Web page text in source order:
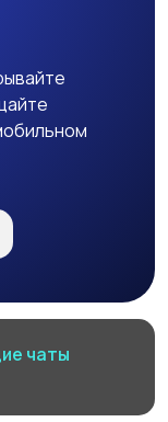
персонал
и
чаты